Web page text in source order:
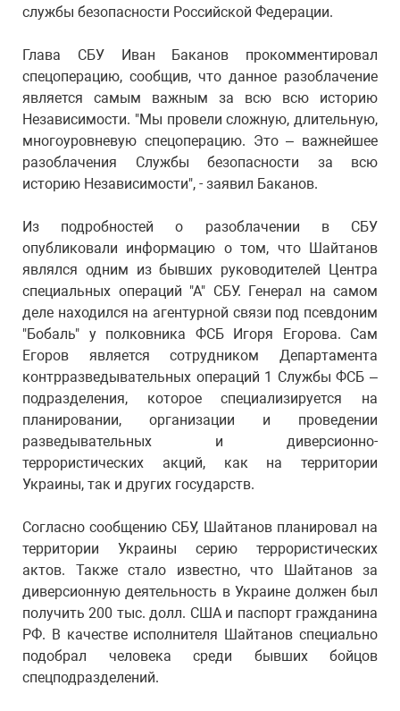
службы безопасности Российской Федерации.
Глава СБУ Иван Баканов прокомментировал
спецоперацию, сообщив, что данное разоблачение
является самым важным за всю всю историю
Независимости. "Мы провели сложную, длительную,
многоуровневую спецоперацию. Это – важнейшее
разоблачения Службы безопасности за всю
историю Независимости", - заявил Баканов.
Из подробностей о разоблачении в СБУ
опубликовали информацию о том, что Шайтанов
являлся одним из бывших руководителей Центра
специальных операций "А" СБУ. Генерал на самом
деле находился на агентурной связи под псевдоним
"Бобаль" у полковника ФСБ Игоря Егорова. Сам
Егоров является сотрудником Департамента
контрразведывательных операций 1 Службы ФСБ –
подразделения, которое специализируется на
планировании, организации и проведении
разведывательных и диверсионно-
террористических акций, как на территории
Украины, так и других государств.
Согласно сообщению СБУ, Шайтанов планировал на
территории Украины серию террористических
актов. Также стало известно, что Шайтанов за
диверсионную деятельность в Украине должен был
получить 200 тыс. долл. США и паспорт гражданина
РФ. В качестве исполнителя Шайтанов специально
подобрал человека среди бывших бойцов
спецподразделений.